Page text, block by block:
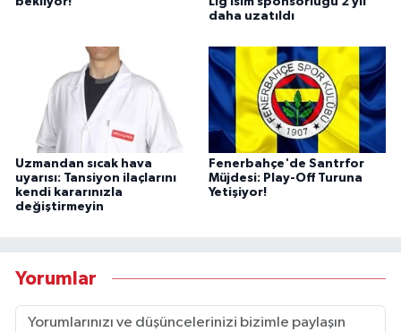
daha uzatıldı
Uzmandan sıcak hava
uyarısı: Tansiyon ilaçlarını
kendi kararınızla
değiştirmeyin
Fenerbahçe'de Santrfor
Müjdesi: Play-Off Turuna
Yetişiyor!
Yorumlar